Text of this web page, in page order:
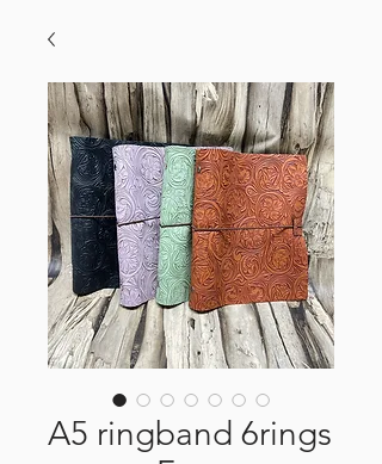
A5 ringband 6rings